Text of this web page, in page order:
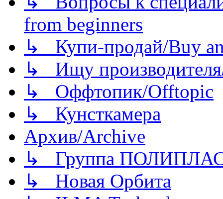
from beginners
↳ Купи-продай/Buy
↳ Ищу
↳ Оффтопик/Offtopic
↳ Кунсткамера
Архив/Archive
↳ Группа
↳ Новая Орбита